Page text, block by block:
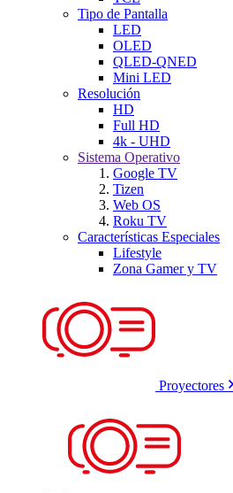
Tipo de Pantalla
LED
OLED
QLED-QNED
Mini LED
Resolución
HD
Full HD
4k - UHD
Sistema Operativo
Google TV
Tizen
Web OS
Roku TV
Características Especiales
Lifestyle
Zona Gamer y TV
Proyectores